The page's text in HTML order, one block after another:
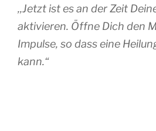
,,Jetzt ist es an der Zeit
aktivieren. Öffne Dich den
Impulse, so dass eine
kann.“